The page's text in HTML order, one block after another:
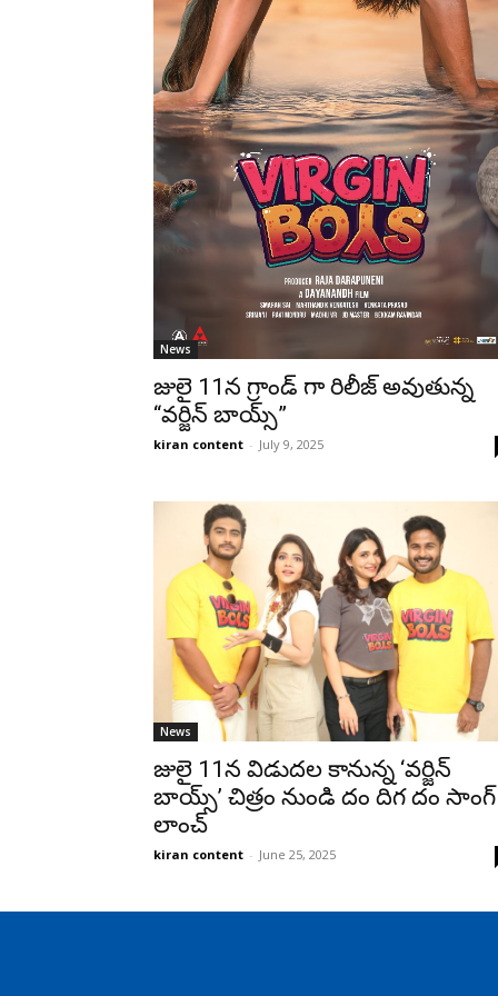
News
జులై 11న గ్రాండ్ గా రిలీజ్ అవుతున్న
“వర్జిన్ బాయ్స్”
kiran content - July 9, 2025
News
జులై 11న విడుదల కానున్న ‘వర్జిన్
బాయ్స్’ చిత్రం నుండి దం దిగ దం సాంగ్
లాంచ్
kiran content - June 25, 2025